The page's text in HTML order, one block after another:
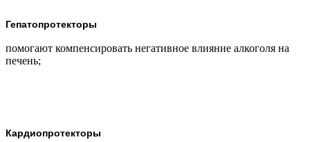
Гепатопротекторы
помогают компенсировать негативное влияние алкоголя на
печень;
Кардиопротекторы